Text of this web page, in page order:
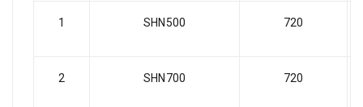
1 SHN500 720
2 SHN700 720